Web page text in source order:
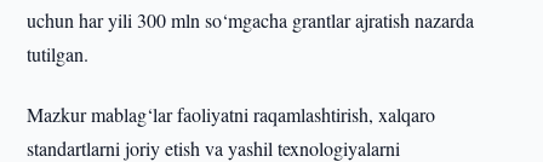
uchun har yili 300 mln so‘mgacha grantlar ajratish nazarda
tutilgan.
Mazkur mablag‘lar faoliyatni raqamlashtirish, xalqaro
standartlarni joriy etish va yashil texnologiyalarni